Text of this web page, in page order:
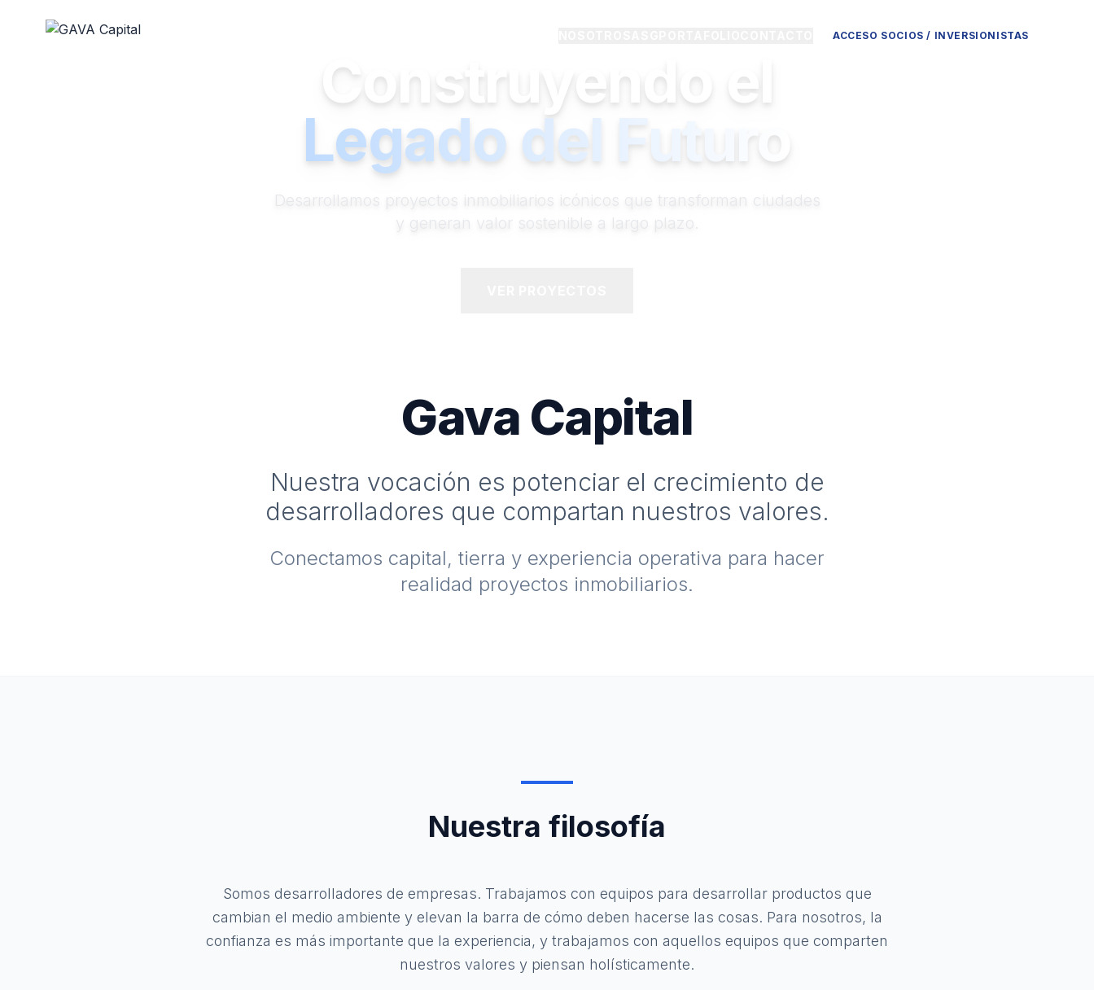
ACCESO SOCIOS / INVERSIONISTAS
Construyendo el
Legado del Futuro
Desarrollamos proyectos inmobiliarios icónicos que transforman ciudades
y generan valor sostenible a largo plazo.
Gava Capital
Nuestra vocación es potenciar el crecimiento de
desarrolladores que compartan nuestros valores.
Conectamos capital, tierra y experiencia operativa para hacer
realidad proyectos inmobiliarios.
Nuestra filosofía
Somos desarrolladores de empresas. Trabajamos con equipos para desarrollar productos que
cambian el medio ambiente y elevan la barra de cómo deben hacerse las cosas. Para nosotros, la
confianza es más importante que la experiencia, y trabajamos con aquellos equipos que comparten
nuestros valores y piensan holísticamente.